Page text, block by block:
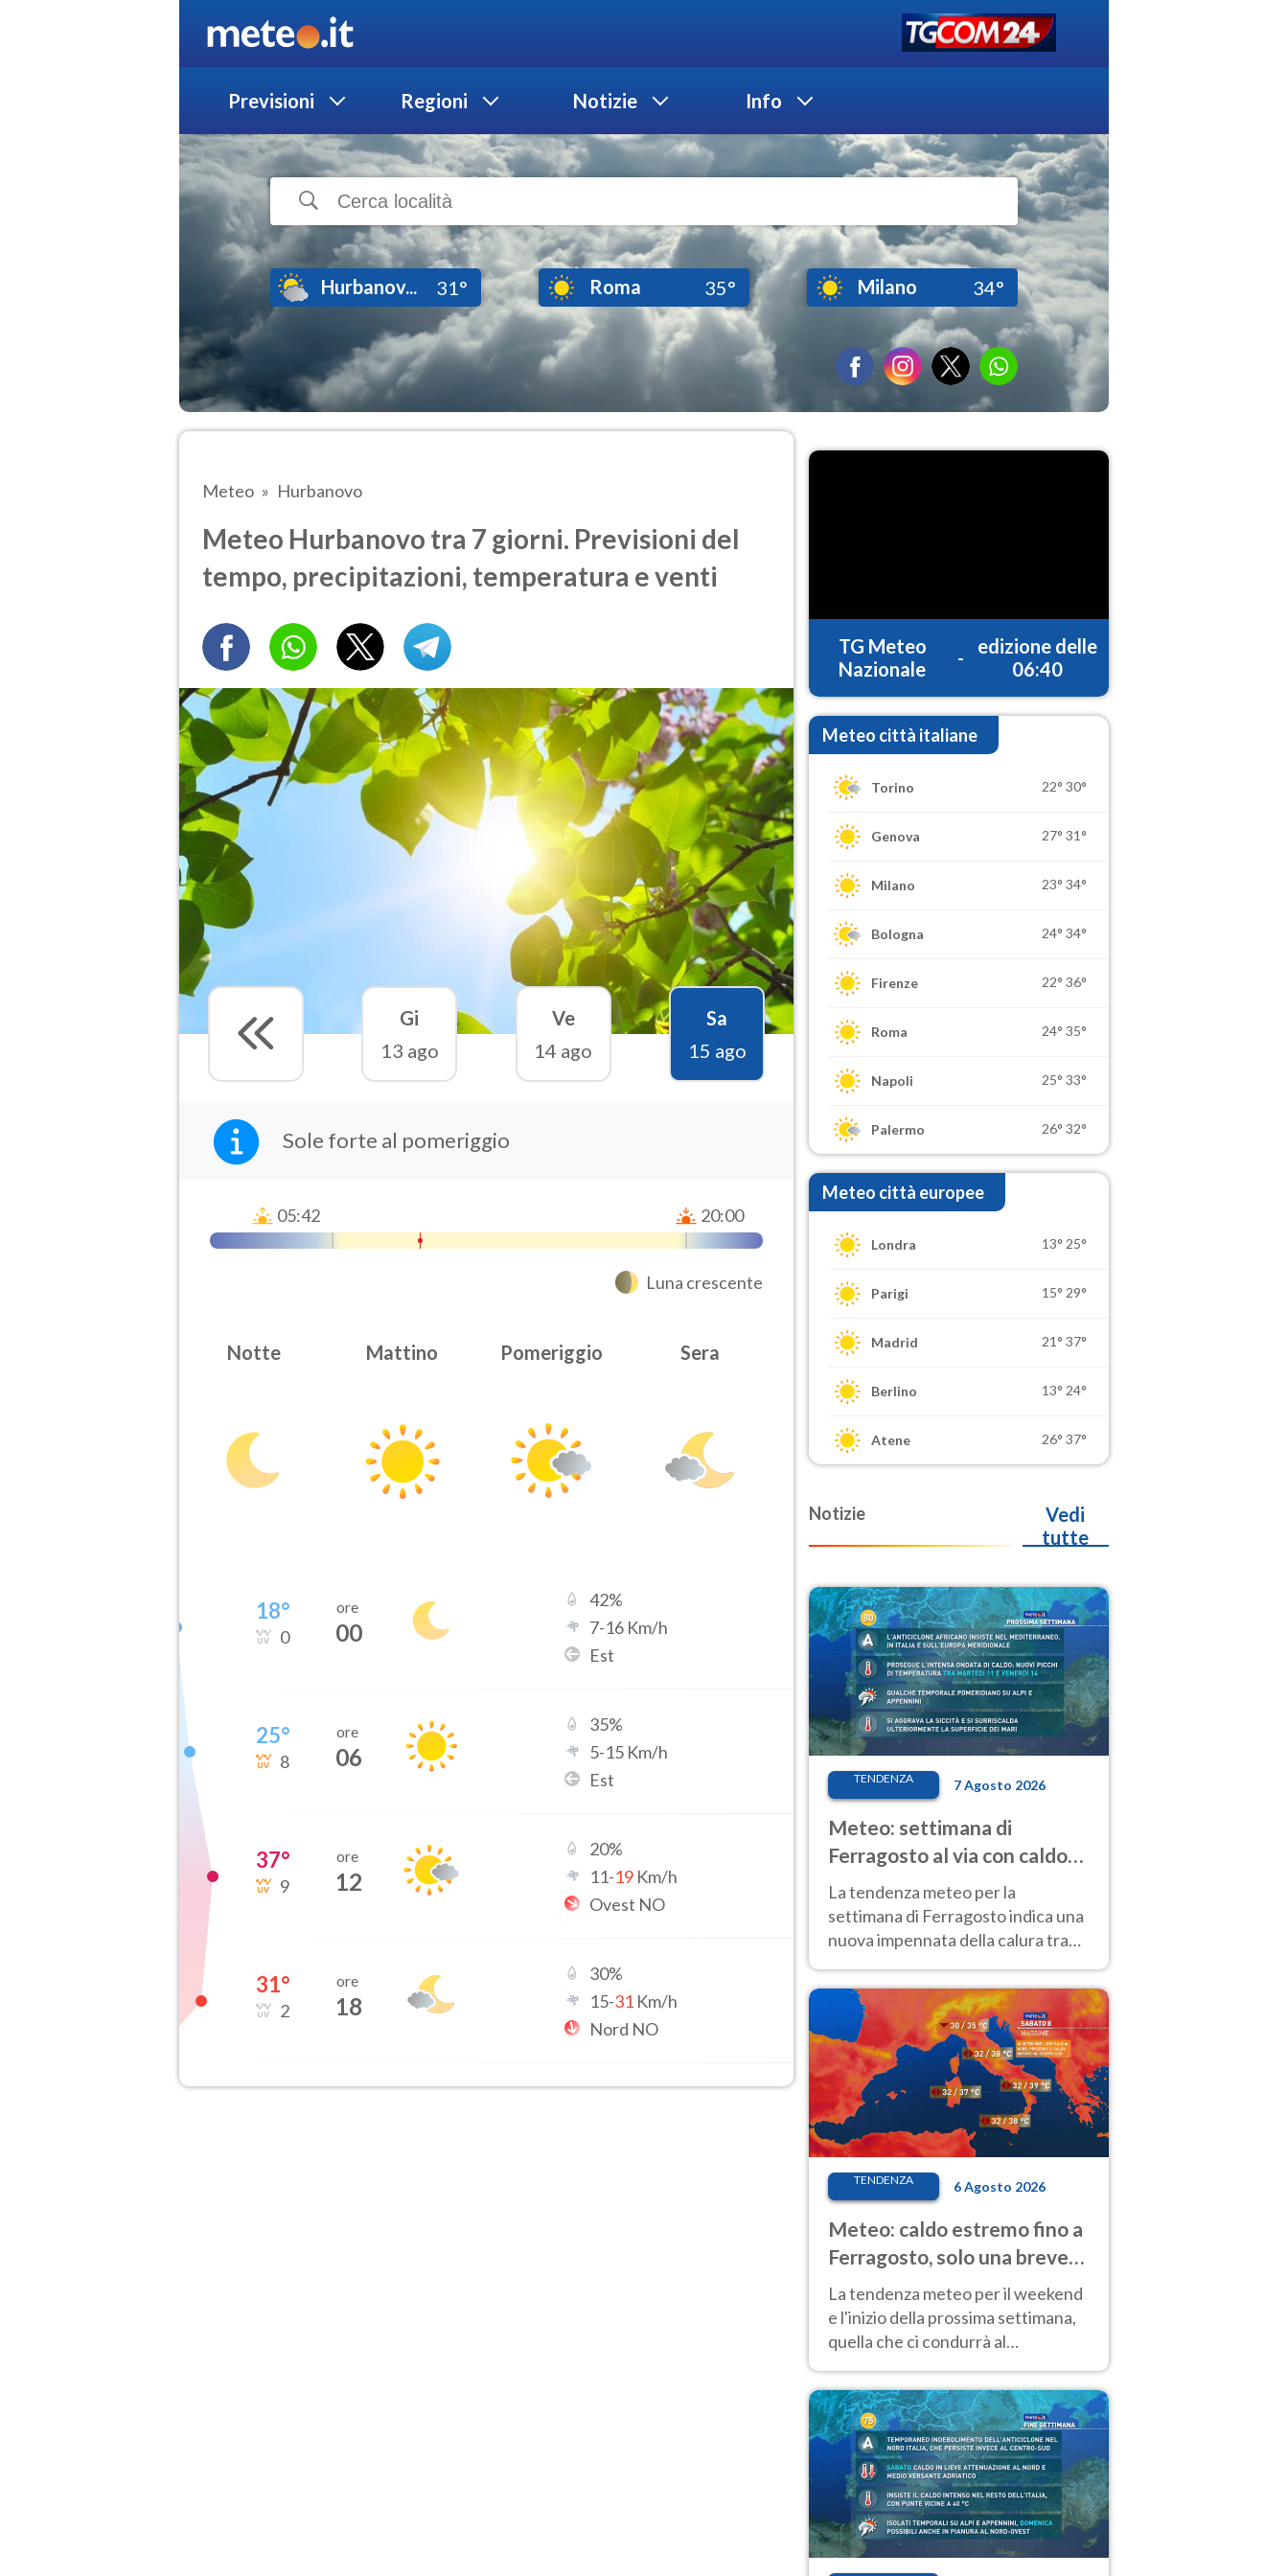
Previsioni Regioni Notizie Info
Hurbanov... 31° Roma 35° Milano 34°
Meteo Hurbanovo
Meteo Hurbanovo tra 7 giorni. Previsioni del
tempo, precipitazioni, temperatura e venti
Gi
13 ago
Ve
14 ago
Sa
15 ago
Sole forte al pomeriggio
05:42 20:00
Luna crescente
Notte Mattino Pomeriggio Sera
18°
0
ore
00
42%
7-16 Km/h
Est
25°
8
ore
06
35%
5-15 Km/h
Est
37°
9
ore
12
20%
11-19 Km/h
Ovest NO
31°
2
ore
18
30%
15-31 Km/h
Nord NO
TG Meteo
Nazionale
-
edizione delle
06:40
Meteo città italiane
Torino 22° 30°
Genova 27° 31°
Milano 23° 34°
Bologna 24° 34°
Firenze 22° 36°
Roma 24° 35°
Napoli 25° 33°
Palermo 26° 32°
Meteo città europee
Londra 13° 25°
Parigi 15° 29°
Madrid 21° 37°
Berlino 13° 24°
Atene 26° 37°
Notizie
Vedi
tutte
TENDENZA 7 Agosto 2026
Meteo: settimana di
Ferragosto al via con caldo
intenso e qualche temporale
La tendenza meteo per la
settimana di Ferragosto indica una
nuova impennata della calura tra
anche al Nord.
TENDENZA 6 Agosto 2026
Meteo: caldo estremo fino a
Ferragosto, solo una breve
pausa. Ecco dove
La tendenza meteo per il weekend
e l'inizio della prossima settimana,
quella che ci condurrà al
temperature molto elevate